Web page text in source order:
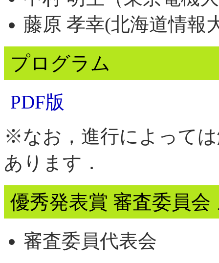
藤原 孝幸(北海道情報
プログラム
PDF版
※なお，進行によって
あります．
優秀発表賞 審査委員
審査委員代表会